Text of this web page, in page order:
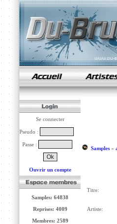
samples de rap
Se connecter
Pseudo :
Passe :
Ouvrir un compte
Samples: 64838
Reprises: 4009
Membres: 2589
Samples»
Titre:
Artiste: